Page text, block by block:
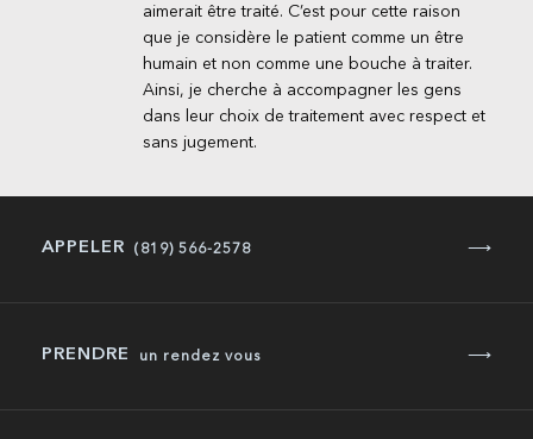
aimerait être traité. C’est pour cette raison
que je considère le patient comme un être
humain et non comme une bouche à traiter.
Ainsi, je cherche à accompagner les gens
dans leur choix de traitement avec respect et
sans jugement.
APPELER (819) 566-2578 ⟶
PRENDRE un rendez vous ⟶